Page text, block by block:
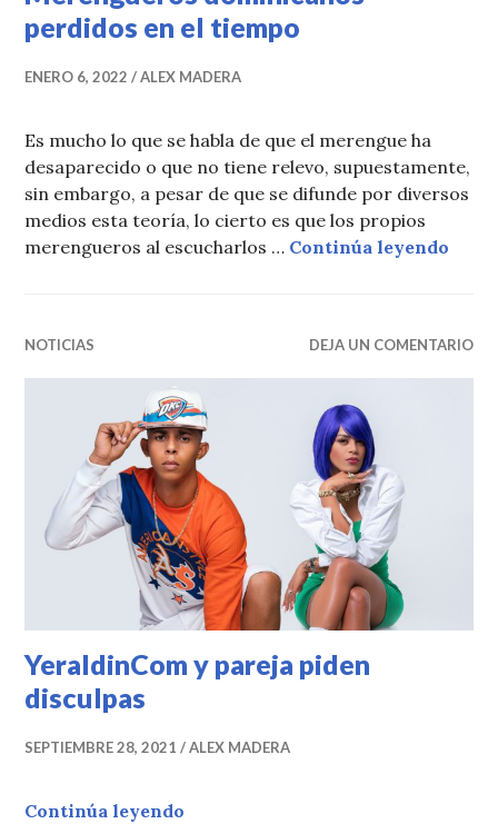
perdidos en el tiempo
ENERO 6, 2022 ALEX MADERA
Es mucho lo que se habla de que el merengue ha
desaparecido o que no tiene relevo, supuestamente,
sin embargo, a pesar de que se difunde por diversos
medios esta teoría, lo cierto es que los propios
merengueros al escucharlos … Continúa leyendo
NOTICIAS DEJA UN COMENTARIO
YeraldinCom y pareja piden
disculpas
SEPTIEMBRE 28, 2021 ALEX MADERA
Continúa leyendo